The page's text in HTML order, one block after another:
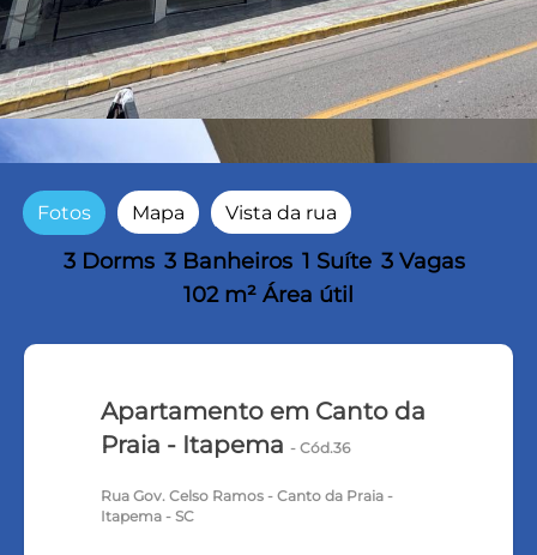
Fotos Mapa Vista da rua
3 Dorms 3 Banheiros 1 Suíte 3 Vagas
102 m² Área útil
Apartamento em Canto da
Praia - Itapema - Cód.36
Rua Gov. Celso Ramos - Canto da Praia -
Itapema - SC